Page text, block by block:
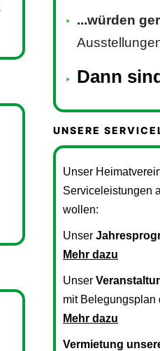
...würden
Dann
UNSERE
Unser
Serviceleistungen
wollen:
Unser
Mehr dazu
Unser
mit Belegungsplan
Mehr dazu
Vermietung